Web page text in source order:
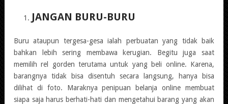
JANGAN BURU-BURU
Buru ataupun tergesa-gesa ialah perbuatan yang tidak baik
bahkan lebih sering membawa kerugian. Begitu juga saat
memilih rel gorden terutama untuk yang beli online. Karena,
barangnya tidak bisa disentuh secara langsung, hanya bisa
dilihat di foto. Maraknya penipuan belanja online membuat
siapa saja harus berhati-hati dan mengetahui barang yang akan